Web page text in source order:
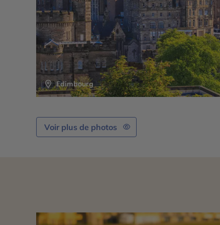
Edimbourg
Voir plus de photos